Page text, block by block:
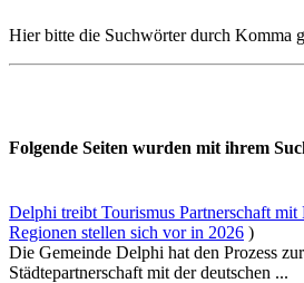
Hier bitte die Suchwörter durch Komma
Folgende Seiten wurden mit ihrem
Delphi treibt Tourismus Partnerschaft mit
Regionen stellen sich vor in 2026 )
Die Gemeinde Delphi hat den Prozess
Städtepartnerschaft mit der deutschen ...